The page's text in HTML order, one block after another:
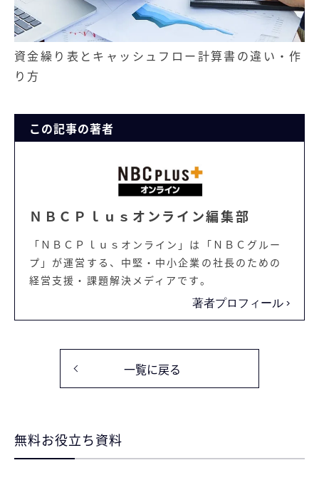
資金繰り表とキャッシュフロー計算書の違い・作
り方
この記事の著者
ＮＢＣＰｌｕｓオンライン編集部
「ＮＢＣＰｌｕｓオンライン」は「ＮＢＣグルー
プ」が運営する、中堅・中小企業の社長のための
経営支援・課題解決メディアです。
著者プロフィール
一覧に戻る
無料お役立ち資料